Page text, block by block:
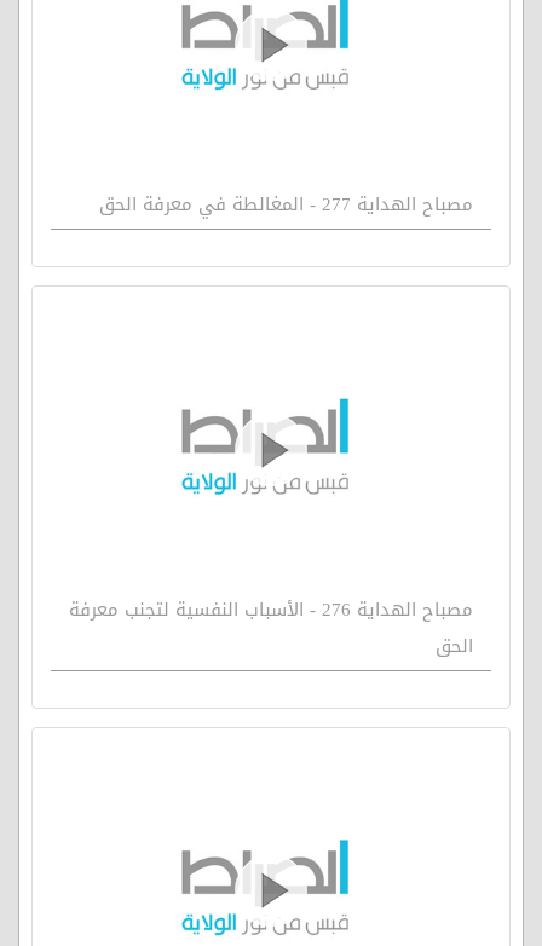
مصباح الهداية 277 - المغالطة في معرفة الحق
مصباح الهداية 276 - الأسباب النفسية لتجنب معرفة
الحق